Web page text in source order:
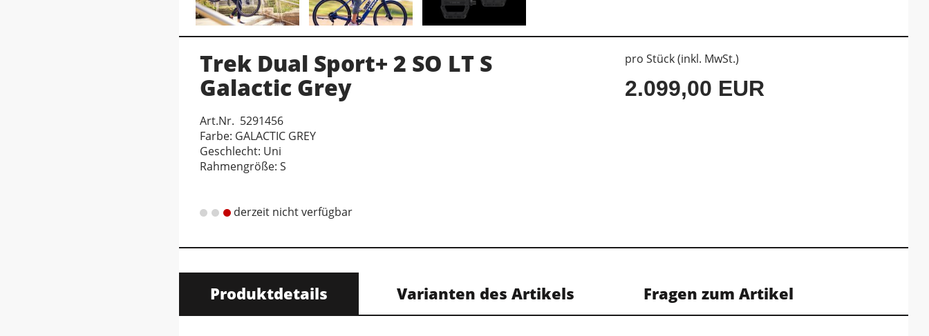
Trek Dual Sport+ 2 SO LT S
Galactic Grey
Art.Nr. 5291456
Farbe: GALACTIC GREY
Geschlecht: Uni
Rahmengröße: S
derzeit nicht verfügbar
pro Stück (inkl. MwSt.)
2.099,00 EUR
Produktdetails Varianten des Artikels Fragen zum Artikel